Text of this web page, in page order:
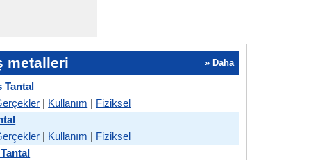
metalleri » Daha
Tantal
| Kullanım | Fiziksel
| Kullanım | Fiziksel